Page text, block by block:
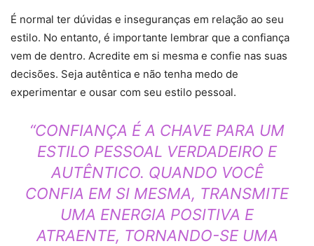
É normal ter dúvidas e inseguranças em relação ao seu
estilo. No entanto, é importante lembrar que a confiança
vem de dentro. Acredite em si mesma e confie nas suas
decisões. Seja autêntica e não tenha medo de
experimentar e ousar com seu estilo pessoal.
“CONFIANÇA É A CHAVE PARA UM
ESTILO PESSOAL VERDADEIRO E
AUTÊNTICO. QUANDO VOCÊ
CONFIA EM SI MESMA, TRANSMITE
UMA ENERGIA POSITIVA E
ATRAENTE, TORNANDO-SE UMA